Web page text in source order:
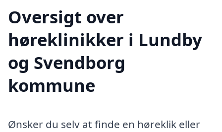
Oversigt over
høreklinikker i Lundby
og Svendborg
kommune
Ønsker du selv at finde en høreklik eller